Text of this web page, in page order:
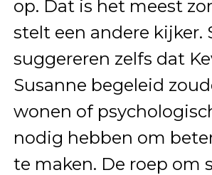
op. Dat is het meest
stelt een andere kijker.
suggereren zelfs dat
Susanne begeleid
wonen of
nodig hebben om
te maken. De roep om